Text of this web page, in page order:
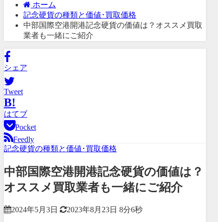
ホーム
記念硬貨の種類と価値･買取価格
中部国際空港開港記念硬貨の価値は？オススメ買取
業者も一緒にご紹介
シェア
Tweet
B!
はてブ
Pocket
Feedly
記念硬貨の種類と価値･買取価格
中部国際空港開港記念硬貨の価値は？
オススメ買取業者も一緒にご紹介
2024年5月3日 2023年8月23日 8分6秒